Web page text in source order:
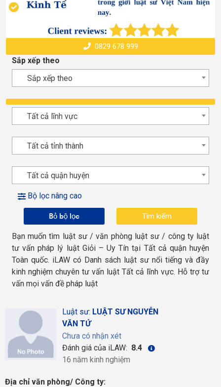
0829 678 999
Sắp xếp theo
Sắp xếp theo
Tất cả lĩnh vực
Tất cả tỉnh thành
Tất cả quận huyện
Bộ lọc nâng cao
Bỏ bộ lọc
Bạn muốn tìm luật sư / văn phòng luật sư / công ty luật
tư vấn pháp lý luật Giỏi – Uy Tín tại Tất cả quận huyện
Toàn quốc. iLAW có Danh sách luật sư nổi tiếng và đầy
kinh nghiệm chuyên tư vấn luật Tất cả lĩnh vực. Hỗ trợ tư
vấn mọi vấn đề pháp luật
Luật sư: LUẬT SƯ NGUYỄN
VĂN TỨ
Chưa có nhận xét
Đánh giá của iLAW: 8.4
16 năm kinh nghiệm
Địa chỉ văn phòng/ Công ty: